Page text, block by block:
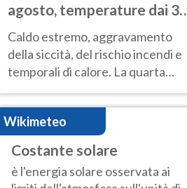
agosto, temperature dai 33
ai 40 gradi
Caldo estremo, aggravamento
della siccità, del rischio incendi e
temporali di calore. La quarta
intensa ondata di calore non dà
tregua e durerà fino Ferragosto
Wikimeteo
Costante solare
è l'energia solare osservata ai